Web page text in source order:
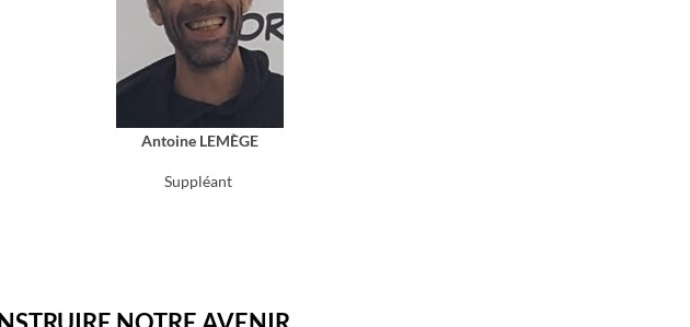
Antoine LEMÈGE
Suppléant